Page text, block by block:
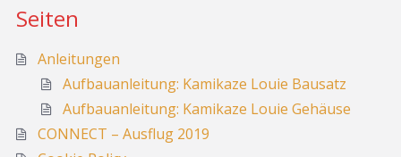
Seiten
Anleitungen
Aufbauanleitung: Kamikaze Louie Bausatz
Aufbauanleitung: Kamikaze Louie Gehäuse
CONNECT – Ausflug 2019